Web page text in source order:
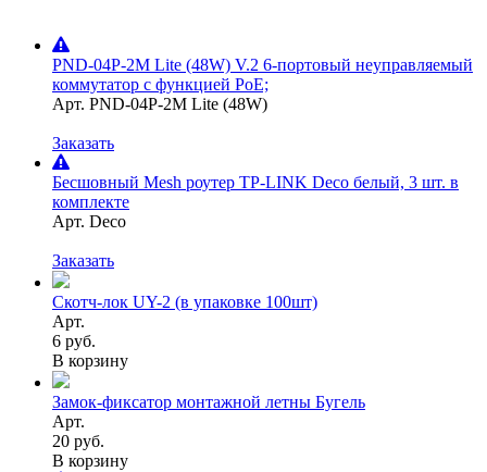
PND-04P-2M Lite (48W) V.2 6-портовый неуправляемый
коммутатор с функцией PoE;
Арт. PND-04P-2M Lite (48W)
Заказать
Бесшовный Mesh роутер TP-LINK Deco белый, 3 шт. в
комплекте
Арт. Deco
Заказать
Скотч-лок UY-2 (в упаковке 100шт)
Арт.
6 руб.
В корзину
Замок-фиксатор монтажной летны Бугель
Арт.
20 руб.
В корзину